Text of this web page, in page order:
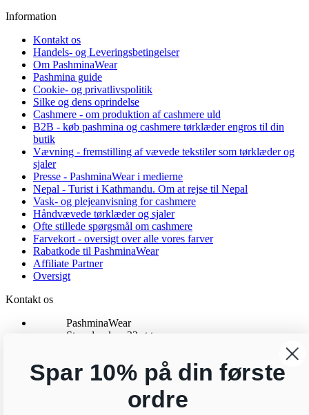
Information
Kontakt os
Handels- og Leveringsbetingelser
Om PashminaWear
Pashmina guide
Cookie- og privatlivspolitik
Silke og dens oprindelse
Cashmere - om produktion af cashmere uld
B2B - køb pashmina og cashmere tørklæder engros til din
butik
Vævning - fremstilling af vævede tekstiler som tørklæder og
sjaler
Presse - PashminaWear i medierne
Nepal - Turist i Kathmandu. Om at rejse til Nepal
Vask- og plejeanvisning for cashmere
Håndvævede tørklæder og sjaler
Ofte stillede spørgsmål om cashmere
Farvekort - oversigt over alle vores farver
Rabatkode til PashminaWear
Affiliate Partner
Oversigt
Kontakt os
PashminaWear
Strandparken 23 st tv
24 48 13 76
kundeservice@pashminawear.dk
Besøg vores showroom
Spar 10% på din første
ordre